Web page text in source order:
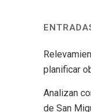
planificar
Analizan
de San